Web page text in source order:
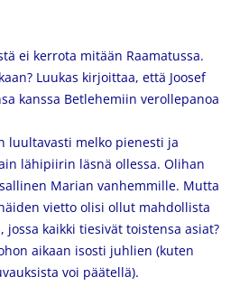
ei kerrota mitään Raamatussa.
Luukas kirjoittaa, että Joosef
kanssa Betlehemiin verollepanoa
luultavasti melko pienesti ja
lähipiirin läsnä ollessa. Olihan
Marian vanhemmille. Mutta
vietto olisi ollut mahdollista
jossa kaikki tiesivät toistensa asiat?
aikaan isosti juhlien (kuten
voi päätellä).